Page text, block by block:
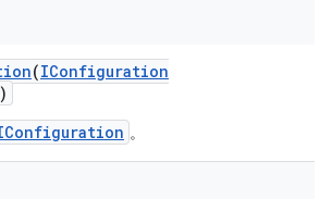
(IConfiguration
。